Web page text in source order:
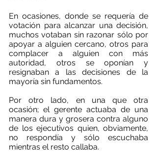
En ocasiones, donde se requería de
votación para alcanzar una decisión,
muchos votaban sin razonar sólo por
apoyar a alguien cercano, otros para
complacer a alguien con más
autoridad, otros se oponían y
resignaban a las decisiones de la
mayoría sin fundamentos.
Por otro lado, en una que otra
ocasión; el gerente actuaba de una
manera dura y grosera contra alguno
de los ejecutivos quien, obviamente,
no respondía y sólo escuchaba
mientras el resto callaba.